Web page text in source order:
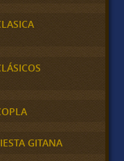
GITANA